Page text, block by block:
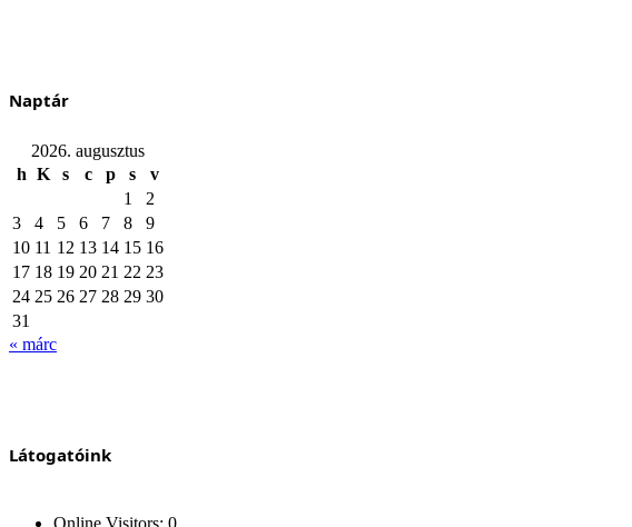
Naptár
2026. augusztus
h K s c p s
v
1
2
3
4 5 6 7 8
9
10 11 12 13 14 15 16
17 18 19 20 21 22 23
24 25 26 27 28 29 30
31
« márc
Látogatóink
Online Visitors: 0